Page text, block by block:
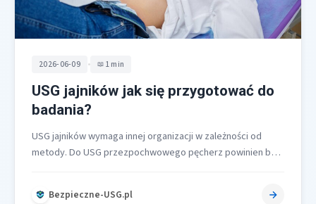
2026-06-09 • 1 min
USG jajników jak się przygotować do
badania?
USG jajników wymaga innej organizacji w zależności od
metody. Do USG przezpochwowego pęcherz powinien być
Bezpieczne-USG.pl